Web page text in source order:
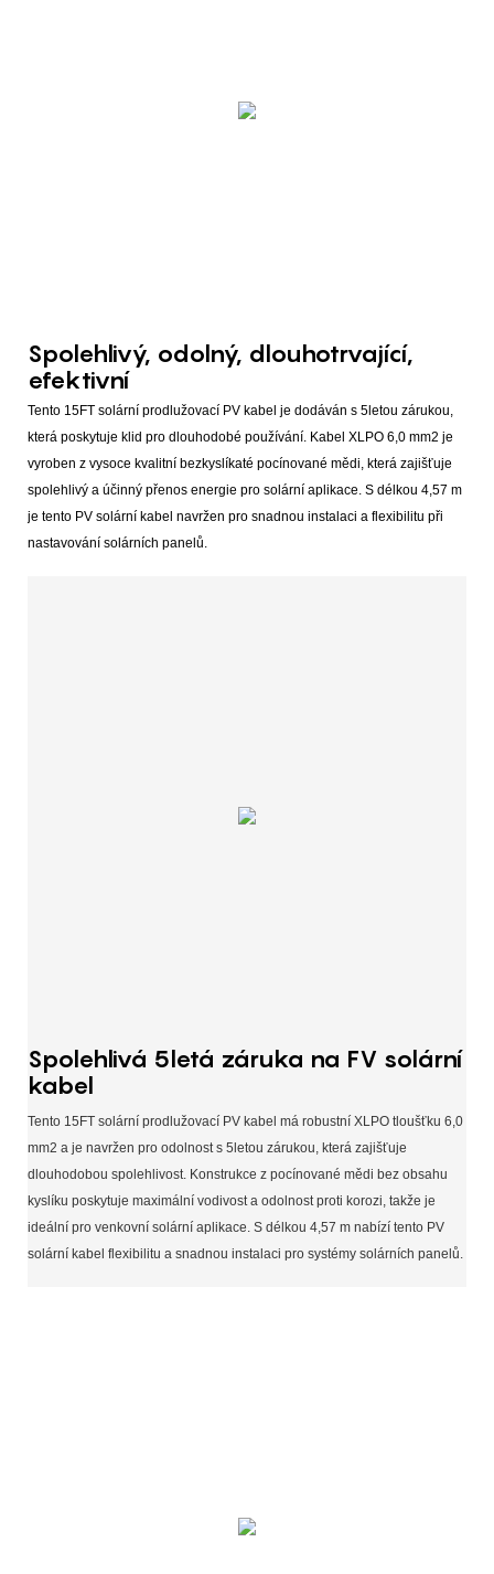
Spolehlivý, odolný, dlouhotrvající,
efektivní
Tento 15FT solární prodlužovací PV kabel je dodáván s 5letou zárukou,
která poskytuje klid pro dlouhodobé používání. Kabel XLPO 6,0 mm2 je
vyroben z vysoce kvalitní bezkyslíkaté pocínované mědi, která zajišťuje
spolehlivý a účinný přenos energie pro solární aplikace. S délkou 4,57 m
je tento PV solární kabel navržen pro snadnou instalaci a flexibilitu při
nastavování solárních panelů.
Spolehlivá 5letá záruka na FV solární
kabel
Tento 15FT solární prodlužovací PV kabel má robustní XLPO tloušťku 6,0
mm2 a je navržen pro odolnost s 5letou zárukou, která zajišťuje
dlouhodobou spolehlivost. Konstrukce z pocínované mědi bez obsahu
kyslíku poskytuje maximální vodivost a odolnost proti korozi, takže je
ideální pro venkovní solární aplikace. S délkou 4,57 m nabízí tento PV
solární kabel flexibilitu a snadnou instalaci pro systémy solárních panelů.